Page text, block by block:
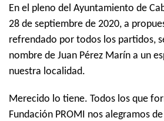
En el pleno del Ayuntamiento de
28 de septiembre de 2020, a
refrendado por todos los partidos,
nombre de Juan Pérez Marín a un
nuestra localidad.
Merecido lo tiene. Todos los que
Fundación PROMI nos alegramos